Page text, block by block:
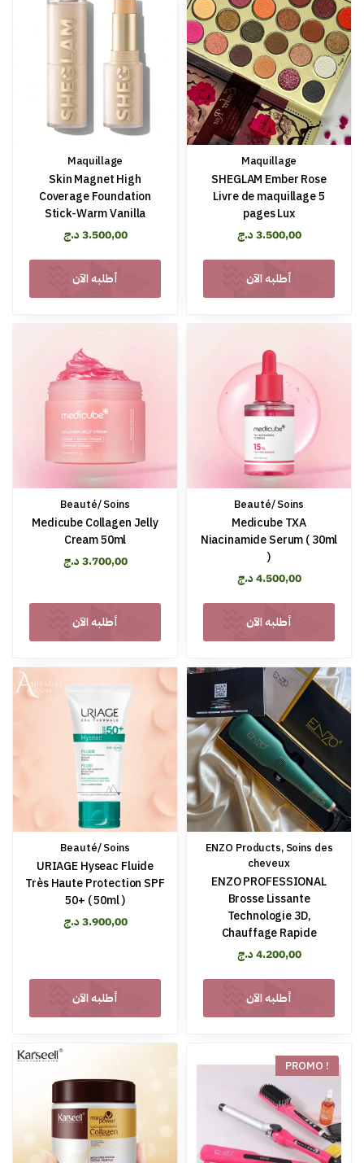
Maquillage
Skin Magnet High
Coverage Foundation
Stick-Warm Vanilla
3.500,00د.ج
أطلبه الآن
Maquillage
SHEGLAM Ember Rose
Livre de maquillage 5
pages Lux
3.500,00د.ج
أطلبه الآن
Beauté/ Soins
Medicube Collagen Jelly
Cream 50ml
3.700,00د.ج
أطلبه الآن
Beauté/ Soins
Medicube TXA
Niacinamide Serum ( 30ml
)
4.500,00د.ج
أطلبه الآن
Beauté/ Soins
URIAGE Hyseac Fluide
Très Haute Protection SPF
50+ ( 50ml )
3.900,00د.ج
أطلبه الآن
ENZO Products, Soins des
cheveux
ENZO PROFESSIONAL
Brosse Lissante
Technologie 3D,
Chauffage Rapide
4.200,00د.ج
أطلبه الآن
PROMO !